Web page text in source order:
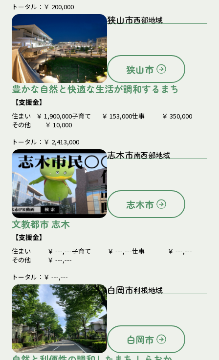
トータル：￥ 200,000
狭山市西部地域
狭山市
豊かな自然と快適な生活が調和するまち
【支援金】
住まい ￥ 1,900,000子育て ￥ 153,000仕事 ￥ 350,000
その他
￥ 10,000
トータル：￥ 2,413,000
志木市南西部地域
志木市
文教都市 志木
【支援金】
住まい ￥ ---,---子育て ￥ ---,---仕事 ￥ ---,---
その他
￥ ---,---
トータル：￥ ---,---
白岡市利根地域
白岡市